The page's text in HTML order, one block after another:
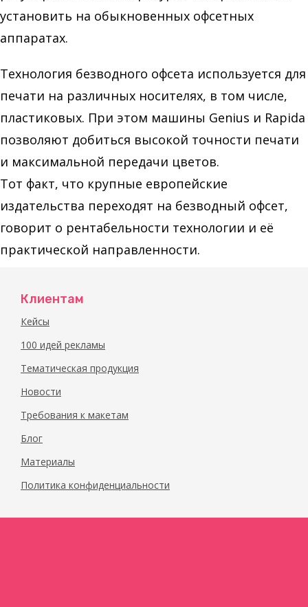
установить на обыкновенных офсетных
аппаратах.
Технология безводного офсета используется для
печати на различных носителях, в том числе,
пластиковых. При этом машины Genius и Rapida
позволяют добиться высокой точности печати
и максимальной передачи цветов.
Тот факт, что крупные европейские
издательства переходят на безводный офсет,
говорит о рентабельности технологии и её
практической направленности.
Клиентам
Кейсы
100 идей рекламы
Тематическая продукция
Новости
Требования к макетам
Блог
Материалы
Политика конфиденциальности